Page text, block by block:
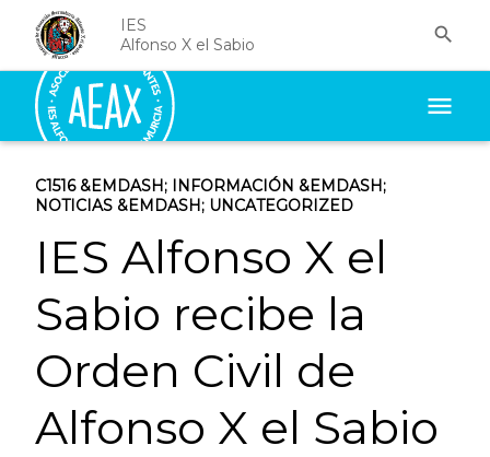
IES
Alfonso X el Sabio

menu
C1516&EMDASH; INFORMACIÓN &EMDASH;
NOTICIAS &EMDASH; UNCATEGORIZED
IES Alfonso X el
Sabio recibe la
Orden Civil de
Alfonso X el Sabio